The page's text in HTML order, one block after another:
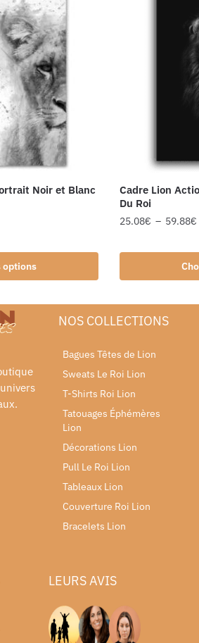
Noir et Blanc
options
Cadre Lion
Du Roi
25.08€ – 59.88€
NOS COLLECTIONS
Bagues Têtes de Lion
Sweats Le Roi Lion
T-Shirts Roi Lion
Tatouages Éphémères
Lion
Décorations Lion
Pull Le Roi Lion
Tableaux Lion
Couverture Roi Lion
Bracelets Lion
LEURS AVIS